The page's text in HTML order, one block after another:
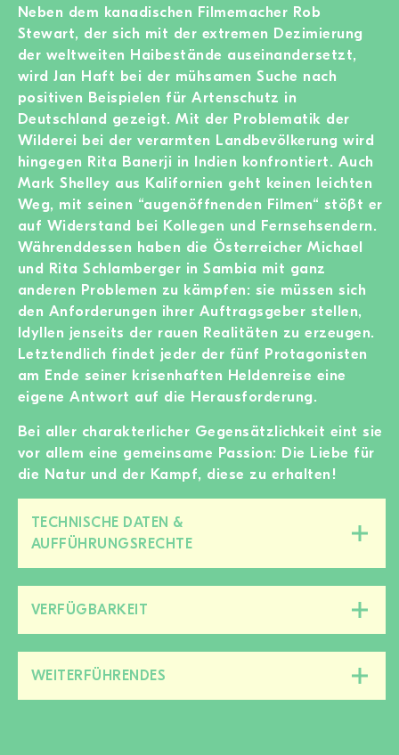
Neben dem kanadischen Filmemacher Rob
Stewart, der sich mit der extremen Dezimierung
der weltweiten Haibestände auseinandersetzt,
wird Jan Haft bei der mühsamen Suche nach
positiven Beispielen für Artenschutz in
Deutschland gezeigt. Mit der Problematik der
Wilderei bei der verarmten Landbevölkerung wird
hingegen Rita Banerji in Indien konfrontiert. Auch
Mark Shelley aus Kalifornien geht keinen leichten
Weg, mit seinen “augenöffnenden Filmen“ stößt er
auf Widerstand bei Kollegen und Fernsehsendern.
Währenddessen haben die Österreicher Michael
und Rita Schlamberger in Sambia mit ganz
anderen Problemen zu kämpfen: sie müssen sich
den Anforderungen ihrer Auftragsgeber stellen,
Idyllen jenseits der rauen Realitäten zu erzeugen.
Letztendlich findet jeder der fünf Protagonisten
am Ende seiner krisenhaften Heldenreise eine
eigene Antwort auf die Herausforderung.
Bei aller charakterlicher Gegensätzlichkeit eint sie
vor allem eine gemeinsame Passion: Die Liebe für
die Natur und der Kampf, diese zu erhalten!
TECHNISCHE DATEN &
AUFFÜHRUNGSRECHTE
VERFÜGBARKEIT
Bereich
zu-/aufklappen
WEITERFÜHRENDES
Bereich